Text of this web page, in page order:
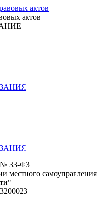
актов
№ 33-ФЗ
местного самоуправления